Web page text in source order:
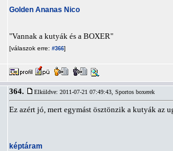
Golden Ananas Nico
"Vannak a kutyák és a BOXER"
[válaszok erre: #366]
364. Elküldve: 2011-07-21 07:49:43, Sportos boxerek
Ez azért jó, mert egymást ösztönzik a kutyák az
képtáram